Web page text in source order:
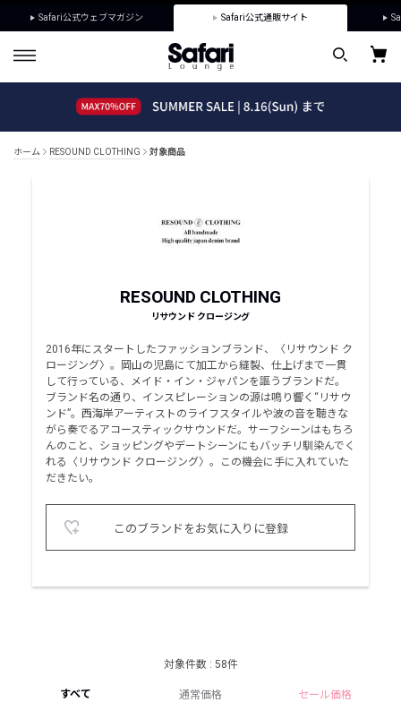
Safari公式ウェブマガジン Safari公式通販サイト
ホーム RESOUND CLOTHING 対象商品
RESOUND CLOTHING
リサウンド クロージング
2016年にスタートしたファッションブランド、〈リサウンド ク
ロージング〉。岡山の児島にて加工から縫製、仕上げまで一貫
して行っている、メイド・イン・ジャパンを謳うブランドだ。
ブランド名の通り、インスピレーションの源は鳴り響く“リサウ
ンド”。西海岸アーティストのライフスタイルや波の音を聴きな
がら奏でるアコースティックサウンドだ。サーフシーンはもちろ
んのこと、ショッピングやデートシーンにもバッチリ馴染んでく
れる〈リサウンド クロージング〉。この機会に手に入れていた
だきたい。
このブランドをお気に入りに登録
対象件数 : 58件
すべて 通常価格 セール価格